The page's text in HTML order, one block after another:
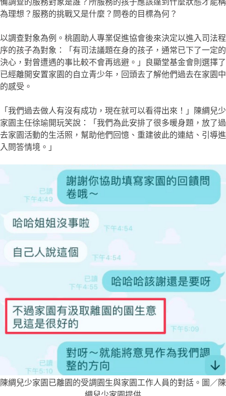
為理想？服務的挑戰又是什麼？問卷的目標為何？
以調查對象為例。桃園助人專業促進協會後來決定以進入司法程
序的孩子為對象：「有司法議題在身的孩子，通常已下了一定的
決心，對曾遭遇的事比較不會再逃避。」良顯堂基金會則選擇了
已經離開安置家園的自立青少年，回頭去了解他們過去在家園中
的感受。
「我們過去做人有沒有成功，現在就可以看得出來！」陳綢兒少
家園主任徐瑜開玩笑說：「我們為此安排了很多暖身題，放了過
去家園活動的生活照，幫助他們回憶、重建彼此的連結、引導進
入問答情境。」
陳綢兒少家園已離園的受調園生與家園工作人員的對話。圖／陳